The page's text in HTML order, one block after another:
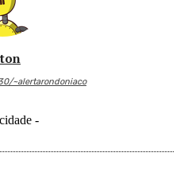
~alertarondoniaco
-